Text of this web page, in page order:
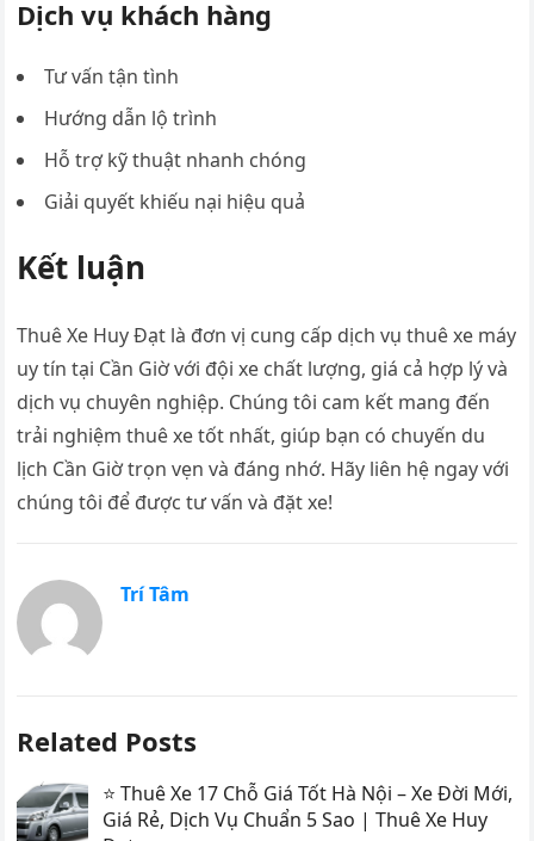
Dịch vụ khách hàng
Tư vấn tận tình
Hướng dẫn lộ trình
Hỗ trợ kỹ thuật nhanh chóng
Giải quyết khiếu nại hiệu quả
Kết luận
Thuê Xe Huy Đạt là đơn vị cung cấp dịch vụ thuê xe máy
uy tín tại Cần Giờ với đội xe chất lượng, giá cả hợp lý và
dịch vụ chuyên nghiệp. Chúng tôi cam kết mang đến
trải nghiệm thuê xe tốt nhất, giúp bạn có chuyến du
lịch Cần Giờ trọn vẹn và đáng nhớ. Hãy liên hệ ngay với
chúng tôi để được tư vấn và đặt xe!
Trí Tâm
Related Posts
⭐ Thuê Xe 17 Chỗ Giá Tốt Hà Nội – Xe Đời Mới,
Giá Rẻ, Dịch Vụ Chuẩn 5 Sao | Thuê Xe Huy